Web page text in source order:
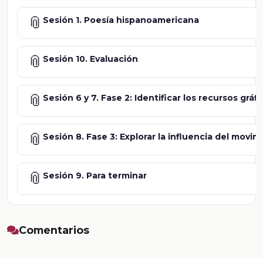
📎 Sesión 1. Poesía hispanoamericana
📎 Sesión 10. Evaluación
📎 Sesión 6 y 7. Fase 2: Identificar los recursos
📎 Sesión 8. Fase 3: Explorar la influencia del
📎 Sesión 9. Para terminar
Comentarios